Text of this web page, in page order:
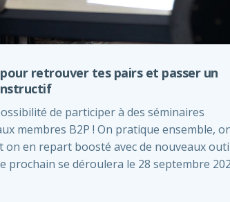
retrouver tes pairs et passer un
de participer à des séminaires
membres B2P ! On pratique ensemble,
on en repart boosté avec de nouveaux
prochain se déroulera le 28 septembre